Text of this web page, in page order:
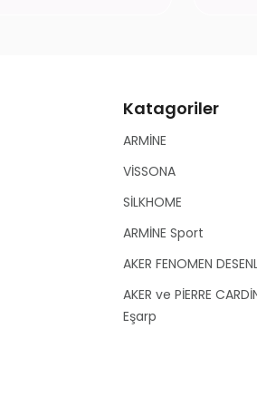
Katagoriler
ARMİNE
VİSSONA
SİLKHOME
ARMİNE Sport
AKER FENOMEN
AKER ve PİERRE
Eşarp